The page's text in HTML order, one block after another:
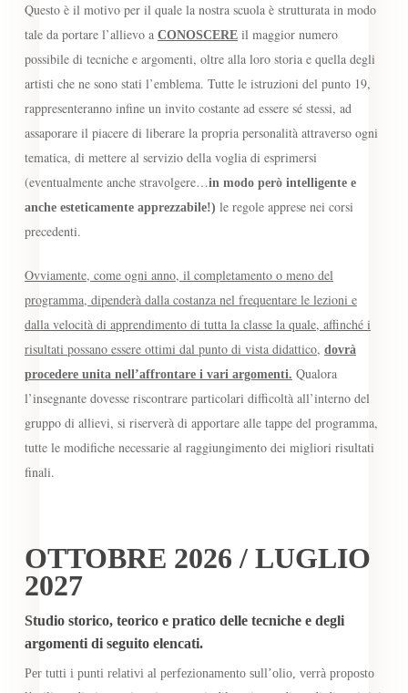
Questo è il motivo per il quale la nostra scuola è strutturata in modo
tale da portare l’allievo a CONOSCEREil maggior numero
possibile di tecniche e argomenti, oltre alla loro storia e quella degli
artisti che ne sono stati l’emblema. Tutte le istruzioni del punto 19,
rappresenteranno infine un invito costante ad essere sé stessi, ad
assaporare il piacere di liberare la propria personalità attraverso ogni
tematica, di mettere al servizio della voglia di esprimersi
(eventualmente anche stravolgere…in modo però intelligente e
anche esteticamente apprezzabile!) le regole apprese nei corsi
precedenti.
Ovviamente, come ogni anno, il completamento o meno del
programma, dipenderà dalla costanza nel frequentare le lezioni e
dalla velocità di apprendimento di tutta la classe la quale, affinché i
risultati possano essere ottimi dal punto di vista didattico, dovrà
procedere unita nell’affrontare i vari argomenti. Qualora
l’insegnante dovesse riscontrare particolari difficoltà all’interno del
gruppo di allievi, si riserverà di apportare alle tappe del programma,
tutte le modifiche necessarie al raggiungimento dei migliori risultati
finali.
OTTOBRE 2026 / LUGLIO
2027
Studio storico, teorico e pratico delle tecniche e degli
argomenti di seguito elencati.
Per tutti i punti relativi al perfezionamento sull’olio, verrà proposto